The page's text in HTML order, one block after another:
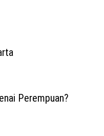
Perempuan?